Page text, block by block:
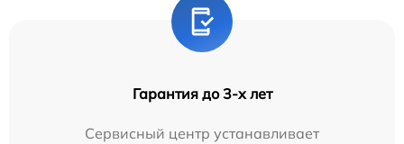
Гарантия до 3-х лет
Сервисный центр устанавливает